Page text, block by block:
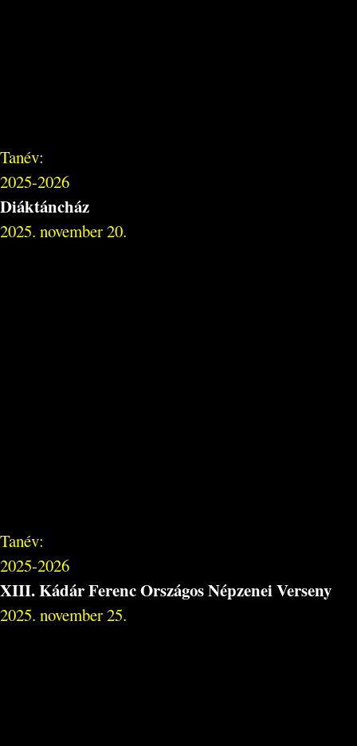
Tanév:
2025-2026
Diáktáncház
2025. november 20.
Tanév:
2025-2026
XIII. Kádár Ferenc Országos Népzenei Verseny
2025. november 25.